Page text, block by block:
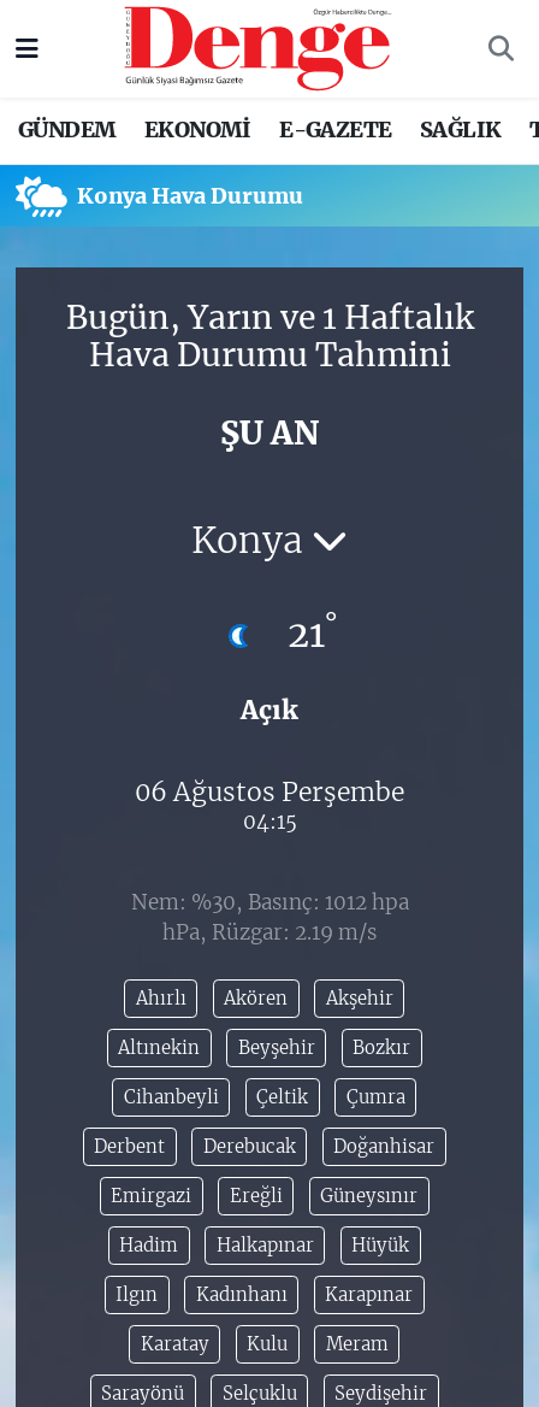
GÜNDEM EKONOMİ E-GAZETE SAĞLIK
Konya Hava Durumu
Bugün, Yarın ve 1 Haftalık
Hava Durumu Tahmini
ŞU AN
Konya
21°
Açık
06 Ağustos Perşembe
04:15
Nem: %30, Basınç: 1012 hpa
hPa, Rüzgar: 2.19 m/s
Ahırlı Akören Akşehir
Altınekin Beyşehir Bozkır
Cihanbeyli Çeltik Çumra
Derbent Derebucak Doğanhisar
Emirgazi Ereğli Güneysınır
Hadim Halkapınar Hüyük
Ilgın Kadınhanı Karapınar
Karatay Kulu Meram
Sarayönü Selçuklu Seydişehir
Nöbetçi Eczaneler
Trafik Durumu
Süper Lig Puan Durumu ve Fikstür
Tüm Manşetler